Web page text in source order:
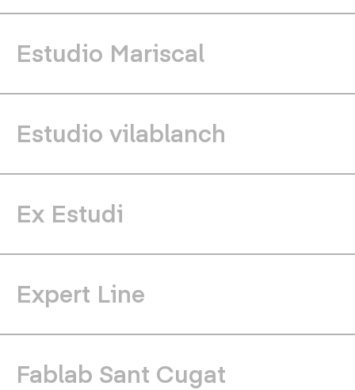
Estudio Mariscal
Estudio vilablanch
Ex Estudi
Expert Line
Fablab Sant Cugat